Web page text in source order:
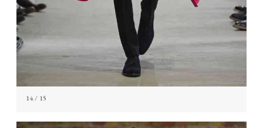
14/ 15